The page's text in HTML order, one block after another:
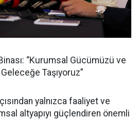
“Kurumsal Gücümüzü ve
Taşıyoruz”
yalnızca faaliyet ve
altyapıyı güçlendiren önemli